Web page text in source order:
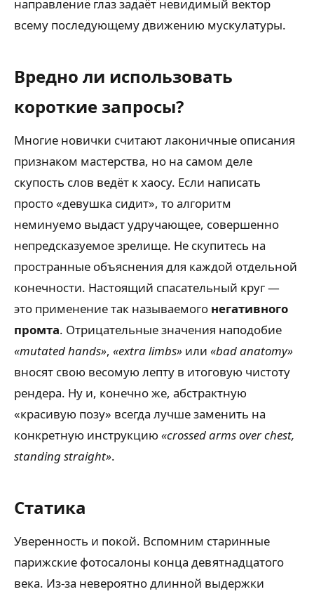
направление глаз задаёт невидимый вектор
всему последующему движению мускулатуры.
Вредно ли использовать
короткие запросы?
Многие новички считают лаконичные описания
признаком мастерства, но на самом деле
скупость слов ведёт к хаосу. Если написать
просто «девушка сидит», то алгоритм
неминуемо выдаст удручающее, совершенно
непредсказуемое зрелище. Не скупитесь на
пространные объяснения для каждой отдельной
конечности. Настоящий спасательный круг —
это применение так называемого негативного
промта. Отрицательные значения наподобие
«mutated hands», «extra limbs» или «bad anatomy»
вносят свою весомую лепту в итоговую чистоту
рендера. Ну и, конечно же, абстрактную
«красивую позу» всегда лучше заменить на
конкретную инструкцию «crossed arms over chest,
standing straight».
Статика
Уверенность и покой. Вспомним старинные
парижские фотосалоны конца девятнадцатого
века. Из-за невероятно длинной выдержки